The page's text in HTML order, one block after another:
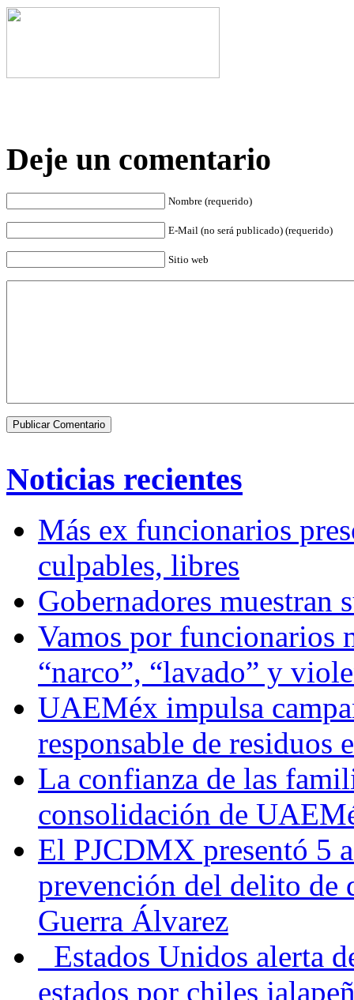
Deje un comentario
Nombre (requerido)
E-Mail (no será publicado) (requerido)
Sitio web
Noticias recientes
Más ex funcionarios
culpables, libres
Gobernadores muestran
Vamos por funcionarios
“narco”, “lavado” y
UAEMéx impulsa
responsable de residuos
La confianza de las
consolidación de
El PJCDMX presentó 5
prevención del delito de
Guerra Álvarez
Estados Unidos alerta
estados por chiles